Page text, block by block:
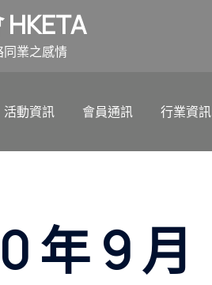
同業之感情
活動資訊 會員通訊 行業資訊
年 9 月